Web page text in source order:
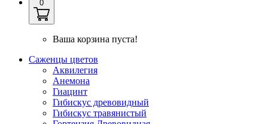
0
Ваша корзина пуста!
Саженцы цветов
Аквилегия
Анемона
Гиацинт
Гибискус древовидный
Гибискус травянистый